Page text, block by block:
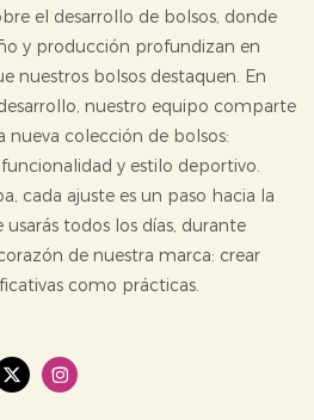
el desarrollo de bolsos, donde
y producción profundizan en
nuestros bolsos destaquen. En
nuestro equipo comparte
nueva colección de bolsos:
y estilo deportivo.
cada ajuste es un paso hacia la
todos los días, durante
de nuestra marca: crear
como prácticas.